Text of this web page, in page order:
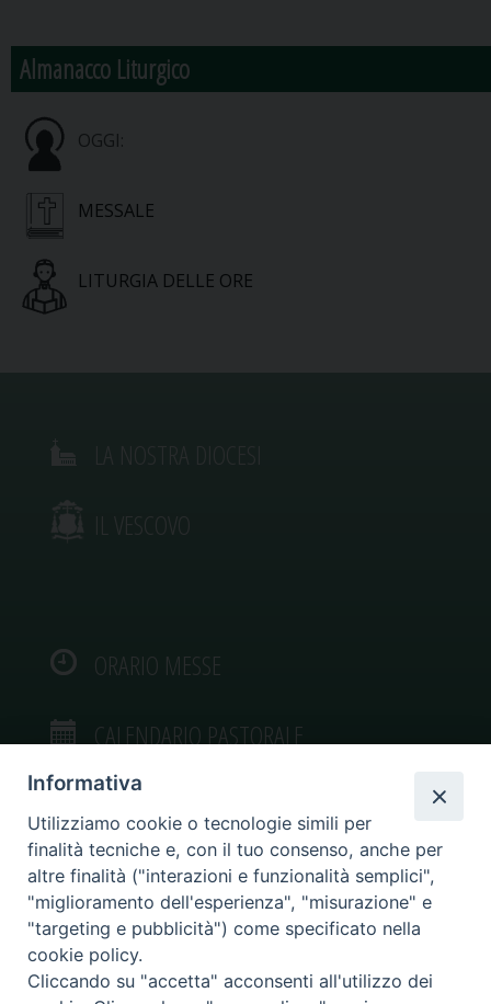
Almanacco Liturgico
OGGI:
MESSALE
LITURGIA DELLE ORE
IL VESCOVO
ORARIO MESSE
CALENDARIO PASTORALE
VIDEOGALLERY
PHOTOGALLERY
Informativa
Utilizziamo cookie o tecnologie simili per
finalità tecniche e, con il tuo consenso, anche per
altre finalità ("interazioni e funzionalità semplici",
"miglioramento dell'esperienza", "misurazione" e
"targeting e pubblicità") come specificato nella
cookie policy.
Cliccando su "accetta" acconsenti all'utilizzo dei